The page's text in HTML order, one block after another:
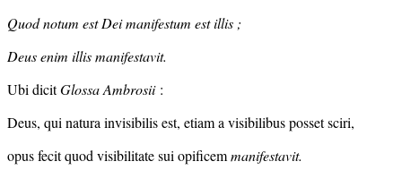
Quod notum est Dei manifestum est illis ;
Deus enim illis manifestavit.
Ubi dicitGlossa Ambrosii:
Deus, qui natura invisibilis est, etiam a visibilibus posset sciri,
opus fecit quod visibilitate sui opificemmanifestavit.